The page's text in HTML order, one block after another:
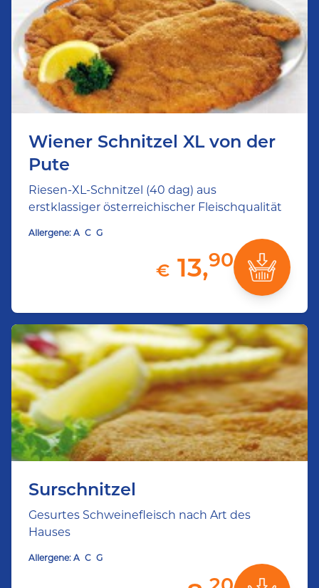
Wiener Schnitzel XL von der
Pute
Riesen-XL-Schnitzel (40 dag) aus
erstklassiger österreichischer Fleischqualität
Allergene: A C G
€ 13,90
Surschnitzel
Gesurtes Schweinefleisch nach Art des
Hauses
Allergene: A C G